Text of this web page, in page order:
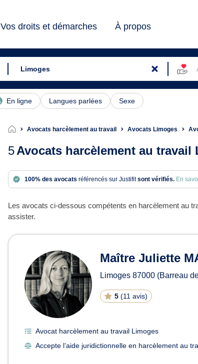
Vos droits et démarches À propos
En ligne Langues parlées Sexe
Avocats harcèlement au travail Avocats Limoges
5Avocats harcèlement au travail
100% des avocats référencés sur Justifitsont vérifiés. En
Les avocats ci-dessous compétents en harcèlement au
assister.
Avocats en harcèlement
Maître Juliette
Limoges 87000 (Barreau
5 (11 avis)
Avocat harcèlement au travail Limoges
Accepte l’aide juridictionnelle en harcèlement au